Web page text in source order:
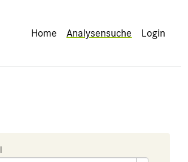
Home Analysensuche Login